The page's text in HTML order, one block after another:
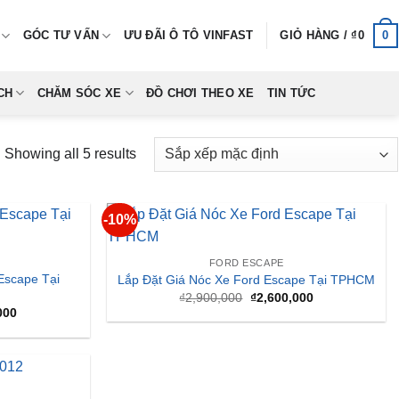
GÓC TƯ VẤN ƯU ĐÃI Ô TÔ VINFAST GIỎ HÀNG /₫0 0
CHĂM SÓC XE ĐỒ CHƠI THEO XE TIN TỨC
Showing all 5 results
Tại
Giá
tại
₫2,600,000.
-10%
FORD ESCAPE
Lắp Đặt Giá Nóc Xe Ford Escape Tại TPHCM
₫2,900,000 Giá
là:
₫2,600,000Giá
tại